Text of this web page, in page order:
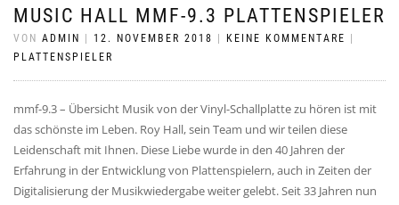
MUSIC HALL MMF-9.3 PLATTENSPIELER
VON ADMIN | 12. NOVEMBER 2018 | KEINE KOMMENTARE |
PLATTENSPIELER
mmf-9.3 – Übersicht Musik von der Vinyl-Schallplatte zu hören ist mit
das schönste im Leben. Roy Hall, sein Team und wir teilen diese
Leidenschaft mit Ihnen. Diese Liebe wurde in den 40 Jahren der
Erfahrung in der Entwicklung von Plattenspielern, auch in Zeiten der
Digitalisierung der Musikwiedergabe weiter gelebt. Seit 33 Jahren nun